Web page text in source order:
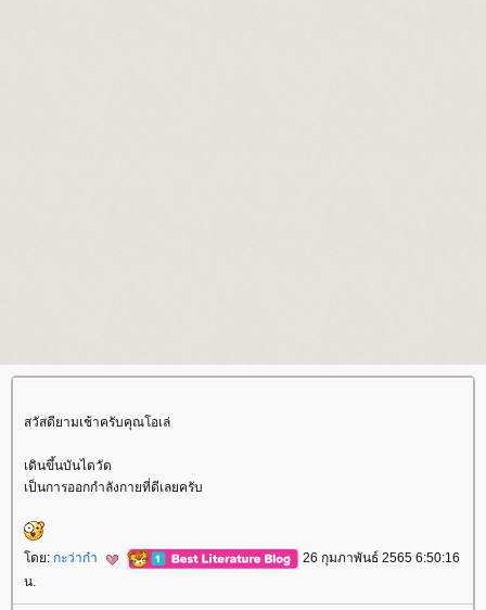
สวัสดียามเช้าครับคุณโอเล่
เดินขึ้นบันไดวัด
เป็นการออกกำลังกายที่ดีเลยครับ
ดย: กะว่าก๋า
26 กุมภาพันธ์ 2565 6:50:16
น.